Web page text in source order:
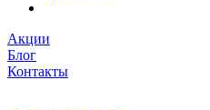
Акции
Блог
Контакты